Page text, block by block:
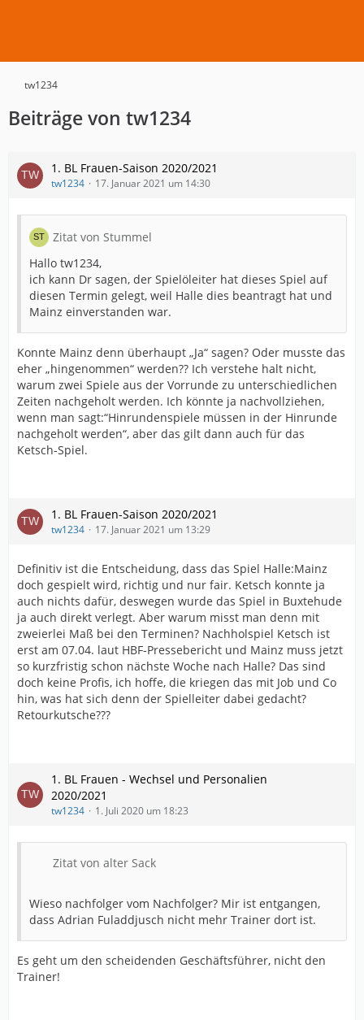
tw1234
Beiträge von tw1234
1. BL Frauen-Saison 2020/2021
tw1234 17. Januar 2021 um 14:30
Zitat von Stummel
Hallo tw1234,
ich kann Dr sagen, der Spielöleiter hat dieses Spiel auf
diesen Termin gelegt, weil Halle dies beantragt hat und
Mainz einverstanden war.
Konnte Mainz denn überhaupt „Ja“ sagen? Oder musste das
eher „hingenommen“ werden?? Ich verstehe halt nicht,
warum zwei Spiele aus der Vorrunde zu unterschiedlichen
Zeiten nachgeholt werden. Ich könnte ja nachvollziehen,
wenn man sagt:“Hinrundenspiele müssen in der Hinrunde
nachgeholt werden“, aber das gilt dann auch für das
Ketsch-Spiel.
1. BL Frauen-Saison 2020/2021
tw1234 17. Januar 2021 um 13:29
Definitiv ist die Entscheidung, dass das Spiel Halle:Mainz
doch gespielt wird, richtig und nur fair. Ketsch konnte ja
auch nichts dafür, deswegen wurde das Spiel in Buxtehude
ja auch direkt verlegt. Aber warum misst man denn mit
zweierlei Maß bei den Terminen? Nachholspiel Ketsch ist
erst am 07.04. laut HBF-Pressebericht und Mainz muss jetzt
so kurzfristig schon nächste Woche nach Halle? Das sind
doch keine Profis, ich hoffe, die kriegen das mit Job und Co
hin, was hat sich denn der Spielleiter dabei gedacht?
Retourkutsche???
1. BL Frauen - Wechsel und Personalien
2020/2021
tw1234 1. Juli 2020 um 18:23
Zitat von alter Sack
Wieso nachfolger vom Nachfolger? Mir ist entgangen,
dass Adrian Fuladdjusch nicht mehr Trainer dort ist.
Es geht um den scheidenden Geschäftsführer, nicht den
Trainer!